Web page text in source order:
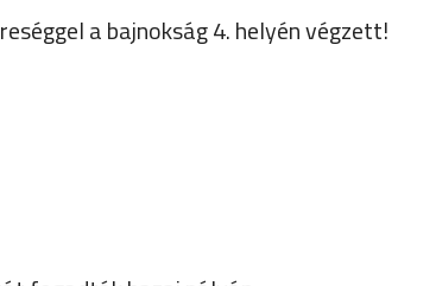
a bajnokság 4. helyén végzett!